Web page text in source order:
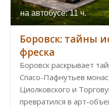
на автобусе: 11 ч.
Боровск: тайны
фреска
Боровск раскрывает
Спасо-Пафнутьев
Циолковского и
превратился в арт-